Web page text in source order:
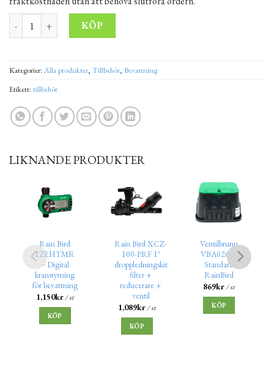
Rain Bird ESP-LXME2-kontroll mängd
KÖP
Kategorier:Alla produkter, Tillbehör, Bevattning
Etikett:tillbehör
LIKNANDE PRODUKTER
Rain Bird
1ZEHTMR
– Digital
kranstyrning
för bevattning
1,150kr/ st
KÖP
Rain Bird XCZ-
100-PRF 1″
droppledningskit
filter +
reducerare +
ventil
1,089kr / st
KÖP
Ventilbrunn
VBA02674
Standard
RainBird
869kr / st
KÖP